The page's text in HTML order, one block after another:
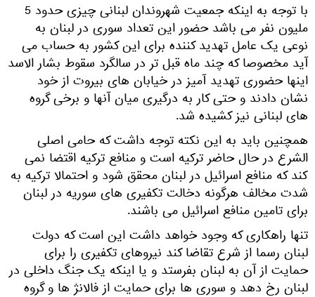
با توجه به اینکه جمعیت شهروندان لبنانی چیزی حدود 5
ملیون نفر می باشد حضور این تعداد سوری در لبنان به
نوعی یک عامل تهدید کننده برای این کشور به حساب می
آید مخصوصا که چند ماه قبل تر در سالگرد سقوط بشار الاسد
اینها حضوری تهدید آمیز در خیابان های بیروت از خود
نشان دادند و حتی کار به درگیری میان آنها و برخی گروه
های لبنانی نیز کشیده شد.
همچنین باید به این نکته توجه داشت که حامی اصلی
الشرع در حال حاضر ترکیه است و منافع ترکیه اقتضا نمی
کند که منافع اسرائیل در لبنان محقق شود و احتمالا ترکیه به
شدت مخالف هرگونه دخالت تکفیری های سوریه در لبنان
برای تامین منافع اسرائیل می باشند.
تنها راهکاری که وجود خواهد داشت این است که دولت
لبنان رسما از شرع تقاضا کند نیروهای تکفیری را برای
حمایت از آن به لبنان بفرستد و یا اینکه یک جنگ داخلی در
لبنان رخ دهد و سوری ها برای حمایت از فالانژ ها و گروه